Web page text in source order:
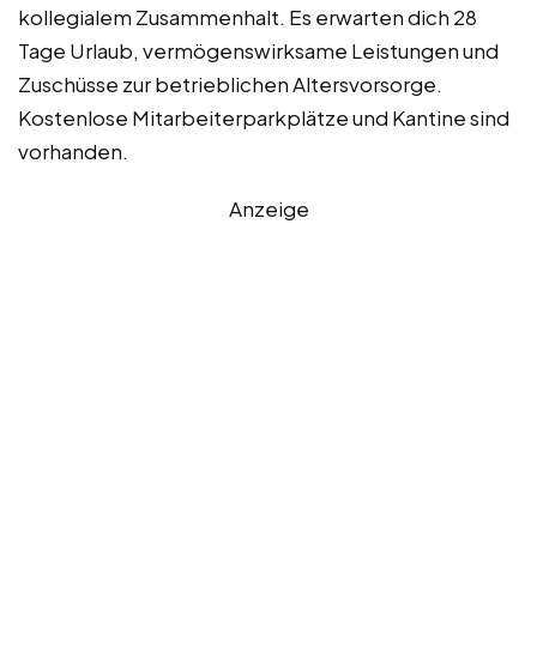
kollegialem Zusammenhalt. Es erwarten dich 28
Tage Urlaub, vermögenswirksame Leistungen und
Zuschüsse zur betrieblichen Altersvorsorge.
Kostenlose Mitarbeiterparkplätze und Kantine sind
vorhanden.
Anzeige